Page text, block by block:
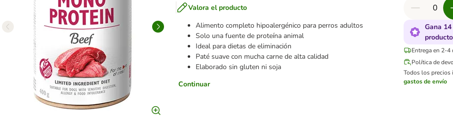
Valora el producto
Alimento completo hipoalergénico para perros adultos
Solo una fuente de proteína animal
Ideal para dietas de eliminación
Paté suave con mucha carne de alta calidad
Elaborado sin gluten ni soja
Continuar
Gana
producto
Entrega en 2-4
Política de
Todos los precios
gastos de envío